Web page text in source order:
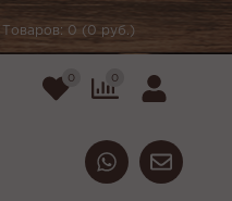
Товаров: 0 (0 руб.)
0 0